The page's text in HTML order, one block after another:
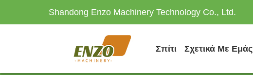
Shandong Enzo Machinery Technology Co., Ltd.
Σπίτι Σχετικά Με Εμάς